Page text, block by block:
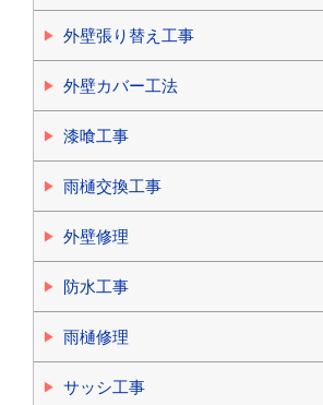
外壁張り替え工事
外壁カバー工法
漆喰工事
雨樋交換工事
外壁修理
防水工事
雨樋修理
サッシ工事